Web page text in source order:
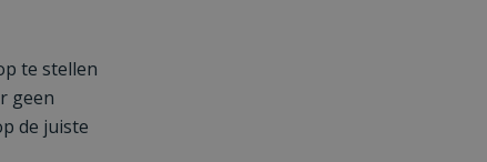
te stellen
geen
de juiste